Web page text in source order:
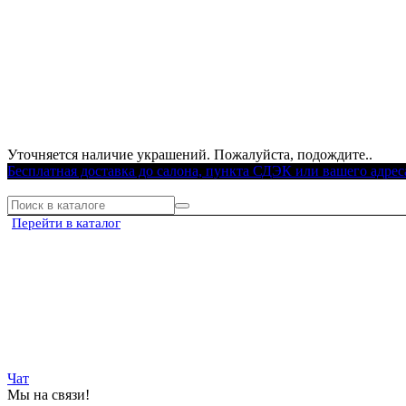
Уточняется наличие украшений. Пожалуйста, подождите..
Бесплатная доставка до салона, пункта СДЭК или вашего
Перейти в каталог
Чат
Мы на связи!